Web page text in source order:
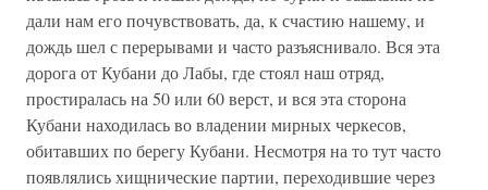
дали нам его почувствовать, да, к счастию нашему, и
дождь шел с перерывами и часто разъяснивало. Вся эта
дорога от Кубани до Лабы, где стоял наш отряд,
простиралась на 50 или 60 верст, и вся эта сторона
Кубани находилась во владении мирных черкесов,
обитавших по берегу Кубани. Несмотря на то тут часто
появлялись хищнические партии, переходившие через